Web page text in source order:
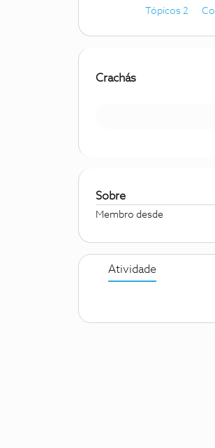
Tópicos 2
Crachás
Sobre
Membro desde
Atividade